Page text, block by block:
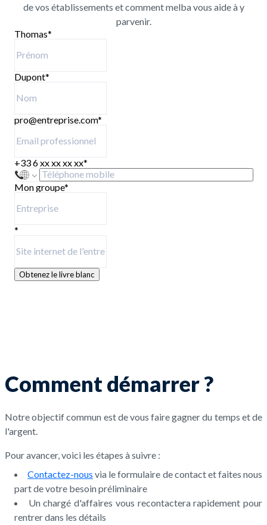
de vos établissements et comment melba vous aide à y
parvenir.
Thomas*
Dupont*
pro@entreprise.com*
+33 6 xx xx xx xx*
Mon groupe*
*
Obtenez le livre blanc
Comment démarrer ?
Notre objectif commun est de vous faire gagner du temps et de
l'argent.
Pour avancer, voici les étapes à suivre :
Contactez-nous via le formulaire de contact et faites nous
part de votre besoin préliminaire
Un chargé d'affaires vous recontactera rapidement pour
rentrer dans les détails